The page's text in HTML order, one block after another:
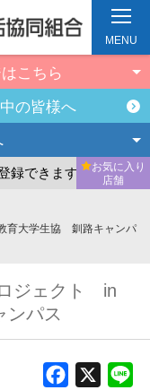
こちら
の皆様へ
きます。 まだお
お気に入り
店舗
MENU
育大学生協 釧路キャンパ
ジェクト in
パス
Facebook